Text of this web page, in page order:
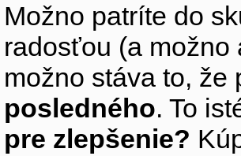
Možno patríte do
radosťou (a
možno stáva to,
posledného. To
pre zlepšenie?